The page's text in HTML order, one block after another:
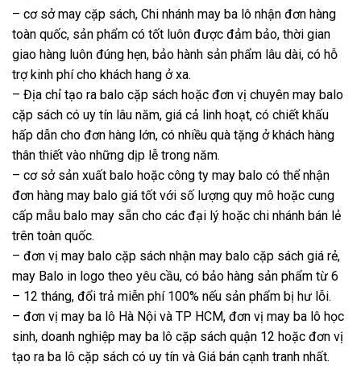
– cơ sở may cặp sách, Chi nhánh may ba lô nhận đơn hàng
toàn quốc, sản phẩm có tốt luôn được đảm bảo, thời gian
giao hàng luôn đúng hẹn, bảo hành sản phẩm lâu dài, có hỗ
trợ kinh phí cho khách hang ở xa.
– Địa chỉ tạo ra balo cặp sách hoặc đơn vị chuyên may balo
cặp sách có uy tín lâu năm, giá cả linh hoạt, có chiết khấu
hấp dẫn cho đơn hàng lớn, có nhiều quà tặng ở khách hàng
thân thiết vào những dịp lễ trong năm.
– cơ sở sản xuất balo hoặc công ty may balo có thể nhận
đơn hàng may balo giá tốt với số lượng quy mô hoặc cung
cấp mẫu balo may sẵn cho các đại lý hoặc chi nhánh bán lẻ
trên toàn quốc.
– đơn vị may balo cặp sách nhận may balo cặp sách giá rẻ,
may Balo in logo theo yêu cầu, có bảo hàng sản phẩm từ 6
– 12 tháng, đổi trả miễn phí 100% nếu sản phẩm bị hư lỗi.
– đơn vị may ba lô Hà Nội và TP HCM, đơn vị may ba lô học
sinh, doanh nghiệp may ba lô cặp sách quận 12 hoặc đơn vị
tạo ra ba lô cặp sách có uy tín và Giá bán cạnh tranh nhất.